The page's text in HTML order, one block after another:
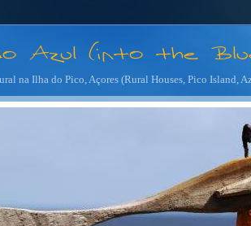
na Ilha do Pico, Açores (Rural Houses, Pico Island,